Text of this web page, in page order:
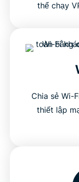
thể chạy
Chia sẻ Wi-
thiết lập